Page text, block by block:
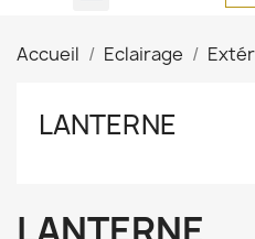
Accueil Eclairage
LANTERNE